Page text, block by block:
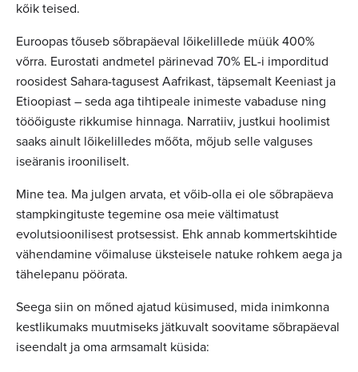
kõik teised.
Euroopas tõuseb sõbrapäeval lõikelillede müük 400%
võrra. Eurostati andmetel pärinevad 70% EL-i imporditud
roosidest Sahara-tagusest Aafrikast, täpsemalt Keeniast ja
Etioopiast – seda aga tihtipeale inimeste vabaduse ning
tööõiguste rikkumise hinnaga. Narratiiv, justkui hoolimist
saaks ainult lõikelilledes mõõta, mõjub selle valguses
iseäranis irooniliselt.
Mine tea. Ma julgen arvata, et võib-olla ei ole sõbrapäeva
stampkingituste tegemine osa meie vältimatust
evolutsioonilisest protsessist. Ehk annab kommertskihtide
vähendamine võimaluse üksteisele natuke rohkem aega ja
tähelepanu pöörata.
Seega siin on mõned ajatud küsimused, mida inimkonna
kestlikumaks muutmiseks jätkuvalt soovitame sõbrapäeval
iseendalt ja oma armsamalt küsida: